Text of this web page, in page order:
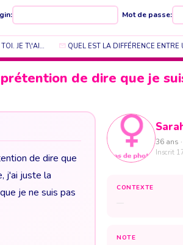
Mot de passe:
JE T\'AI… QUEL EST LA DIFFÉRENCE ENTRE
de dire que je
de dire que
j'ai juste la
je ne suis pas
36 ans
Inscrit
CONTEXTE
—
NOTE